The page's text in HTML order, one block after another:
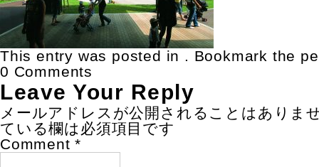
This entry was posted in . Bookmark the
0 Comments
Leave Your Reply
メールアドレスが公開されることはありま
ている欄は必須項目です
Comment *